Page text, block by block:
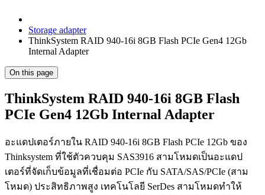
Storage adapter
ThinkSystem RAID 940-16i 8GB Flash PCIe Gen4 12Gb
Internal Adapter
On this page
ThinkSystem RAID 940-16i 8GB Flash
PCIe Gen4 12Gb Internal Adapter
อะแดปเตอร์ภายใน RAID 940-16i 8GB Flash PCIe 12Gb ของ
Thinksystem ที่ใช้ตัวควบคุม SAS3916 สามโหมดเป็นอะแดป
เตอร์ที่จัดเก็บข้อมูลที่เชื่อมต่อ PCIe กับ SATA/SAS/PCIe (สาม
โหมด) ประสิทธิภาพสูง เทคโนโลยี SerDes สามโหมดทำให้